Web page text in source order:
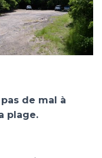
de mal à
plage.